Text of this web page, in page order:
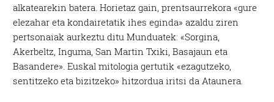
alkatearekin batera. Horietaz gain, prentsaurrekora «gure
elezahar eta kondairetatik ihes eginda» azaldu ziren
pertsonaiak aurkeztu ditu Munduatek: «Sorgina,
Akerbeltz, Inguma, San Martin Txiki, Basajaun eta
Basandere». Euskal mitologia gertutik «ezagutzeko,
sentitzeko eta bizitzeko» hitzordua iritsi da Ataunera.